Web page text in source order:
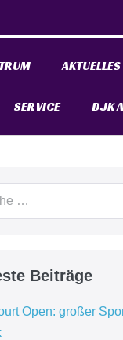
AKTUELLES
SERVICE DJK
Beiträge
Open: großer